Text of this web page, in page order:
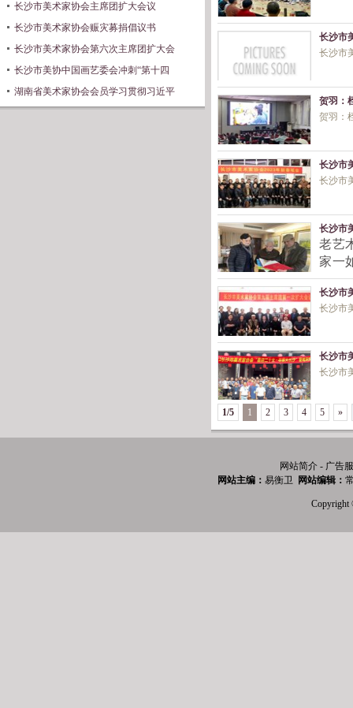
长沙市美术家协会主席团扩大会议
长沙市美术家协会赈灾募捐倡议书
长沙市美术家协会第六次主席团扩大会
长沙市美协中国画艺委会冲刺“第十四
湖南省美术家协会会员学习贯彻习近平
长沙市
长沙市
贺羽：
贺羽：
长沙市
长沙市
长沙市
老艺
家一
沙美
长沙市
长沙市
长沙市
长沙市
1/5 1 2 3 4 5 »
网站简介 - 广告
网站主编： 易衡卫 网站编辑：